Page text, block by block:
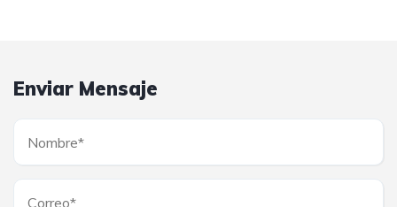
Enviar Mensaje